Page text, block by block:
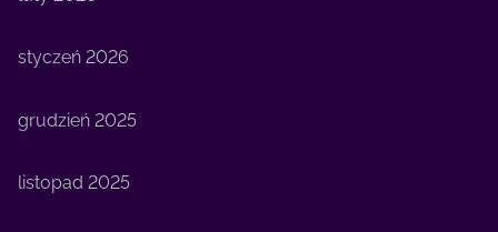
styczeń 2026
grudzień 2025
listopad 2025